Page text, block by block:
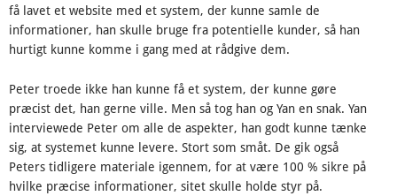
få lavet et website med et system, der kunne samle de
informationer, han skulle bruge fra potentielle kunder, så han
hurtigt kunne komme i gang med at rådgive dem.
Peter troede ikke han kunne få et system, der kunne gøre
præcist det, han gerne ville. Men så tog han og Yan en snak. Yan
interviewede Peter om alle de aspekter, han godt kunne tænke
sig, at systemet kunne levere. Stort som småt. De gik også
Peters tidligere materiale igennem, for at være 100 % sikre på
hvilke præcise informationer, sitet skulle holde styr på.